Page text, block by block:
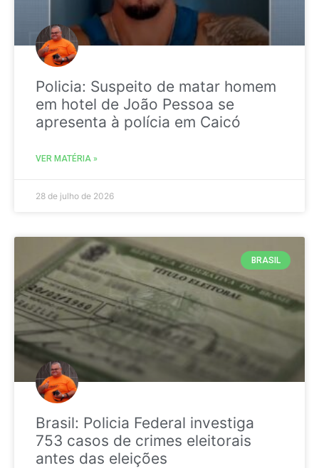
Policia: Suspeito de matar homem
em hotel de João Pessoa se
apresenta à polícia em Caicó
VER MATÉRIA »
28 de julho de 2026
BRASIL
Brasil: Policia Federal investiga
753 casos de crimes eleitorais
antes das eleições